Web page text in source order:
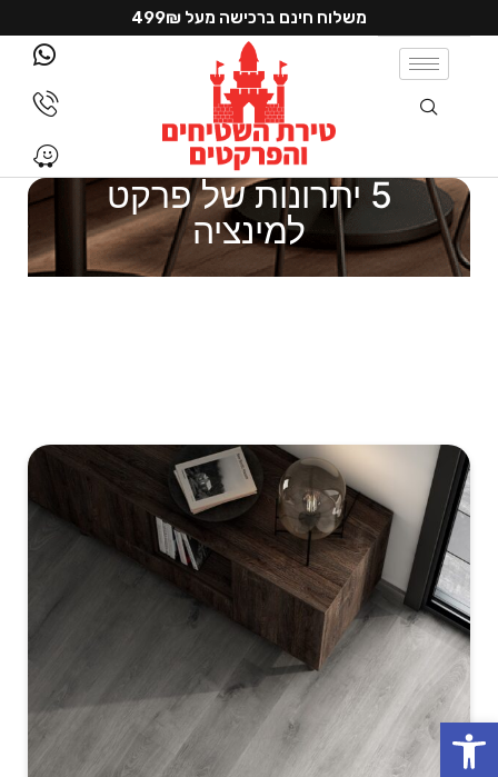
פתח סרגל נגישות
משלוח חינם ברכישה מעל 499₪
5 יתרונות של פרקט
למינציה